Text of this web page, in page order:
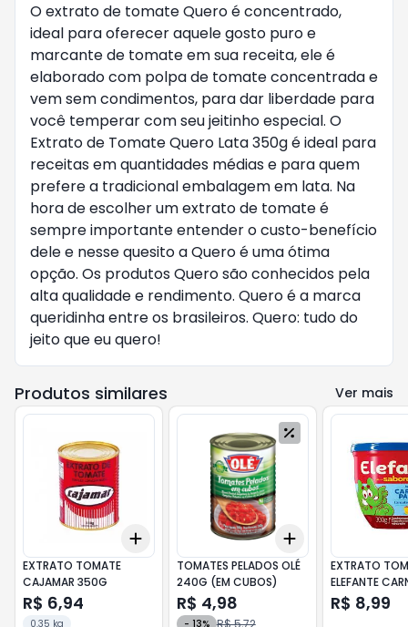
O extrato de tomate Quero é concentrado,
ideal para oferecer aquele gosto puro e
marcante de tomate em sua receita, ele é
elaborado com polpa de tomate concentrada e
vem sem condimentos, para dar liberdade para
você temperar com seu jeitinho especial. O
Extrato de Tomate Quero Lata 350g é ideal para
receitas em quantidades médias e para quem
prefere a tradicional embalagem em lata. Na
hora de escolher um extrato de tomate é
sempre importante entender o custo-benefício
dele e nesse quesito a Quero é uma ótima
opção. Os produtos Quero são conhecidos pela
alta qualidade e rendimento. Quero é a marca
queridinha entre os brasileiros. Quero: tudo do
jeito que eu quero!
Produtos similares Ver mais
+10
Add
EXTRATO TOMATE
CAJAMAR 350G
R$ 6,94
0.35 kg
Add
TOMATES PELADOS OLÉ
240G (EM CUBOS)
R$ 4,98
- 13% R$ 5,72
EXTRATO
ELEFANTE
R$ 8,99